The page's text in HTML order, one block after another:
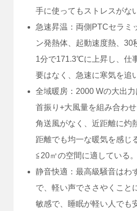
手に使ってもストレスがな
急速昇温：両側PTCセラミ
ン発熱体、起動速度熱、30
1分で171.3℃に上昇し、仕
要はなく、急速に寒気を追
全域暖房：2000 Wの大出力
首振り+大風量を組み合わ
角送風がなく、近距離に灼
距離でも均一な暖気を感じ
≦20㎡の空間に適している。
静音快適：最高級騒音はわ
で、軽い声でささやくこと
敏感で、睡眠が軽い人でも